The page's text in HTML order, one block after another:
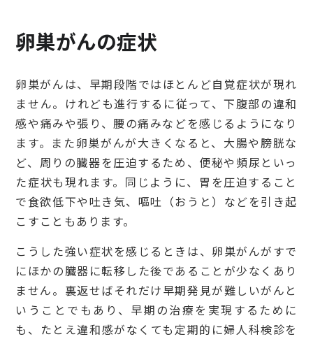
卵巣がんの症状
卵巣がんは、早期段階ではほとんど自覚症状が現れ
ません。けれども進行するに従って、下腹部の違和
感や痛みや張り、腰の痛みなどを感じるようになり
ます。また卵巣がんが大きくなると、大腸や膀胱な
ど、周りの臓器を圧迫するため、便秘や頻尿といっ
た症状も現れます。同じように、胃を圧迫すること
で食欲低下や吐き気、嘔吐（おうと）などを引き起
こすこともあります。
こうした強い症状を感じるときは、卵巣がんがすで
にほかの臓器に転移した後であることが少なくあり
ません。裏返せばそれだけ早期発見が難しいがんと
いうことでもあり、早期の治療を実現するために
も、たとえ違和感がなくても定期的に婦人科検診を